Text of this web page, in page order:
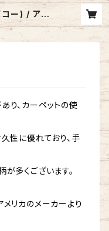
ー) / アメ
のお店
り、カーペットの使
性に優れており、手
多くございます。
リカのメーカーより